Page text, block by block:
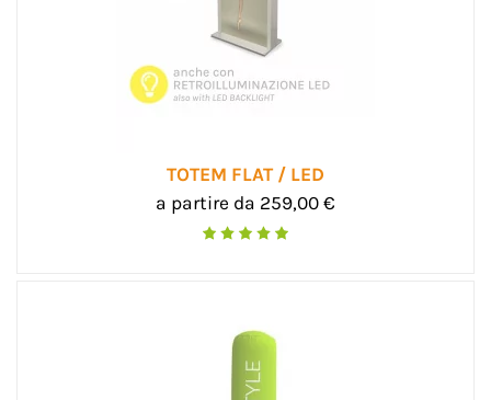
TOTEM FLAT / LED
a partire da 259,00 €